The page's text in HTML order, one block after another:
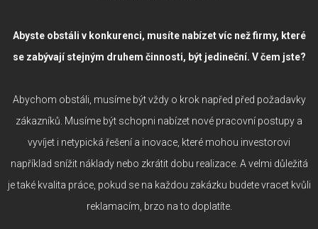
Abyste obstáli v konkurenci, musíte nabízet víc než firmy, které
se zabývají stejným druhem činnosti, být jedineční. V čem jste?
Abychom obstáli, musíme být vždy o krok napřed před požadavky
zákazníků. Musíme být schopni nabízet nové pracovní postupy a
vyvíjet i netypická řešení a inovace, které mohou investorovi
například snížit náklady nebo zkrátit dobu realizace. A velmi důležitá
je také kvalita práce, pokud se na každou zakázku budete vracet kvůli
reklamacím, brzo na to doplatíte.